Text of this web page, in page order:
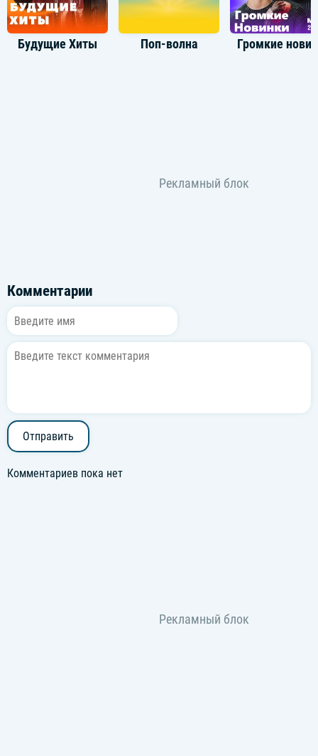
Будущие Хиты Поп-волна
Комментарии
Отправить
Комментариев пока нет